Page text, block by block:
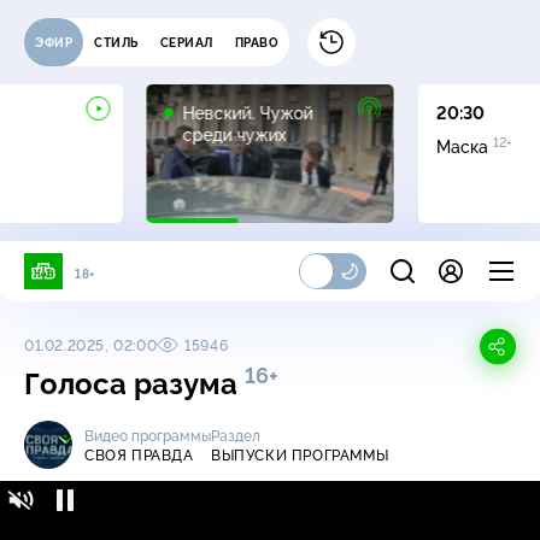
ЭФИР СТИЛЬ СЕРИАЛ ПРАВО
Невский. Чужой
среди чужих
16+
20:30
Маска 12+
18+
01.02.2025, 02:00 15946
Голоса разума 16+
Видео программы
СВОЯ ПРАВДА
Раздел
ВЫПУСКИ ПРОГРАММЫ